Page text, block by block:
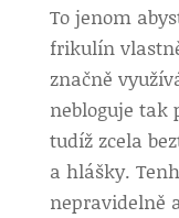
To jenom
frikulín
značně
nebloguje tak
tudíž zcela
a hlášky.
nepravidelně